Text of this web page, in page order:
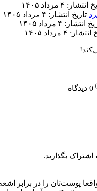
۴ مرداد ۱۴۰۵
تاریخ انتشار: ۴ مرداد ۱۴۰۵
انتشار: ۴ مرداد ۱۴۰۵
۴ مرداد ۱۴۰۵
بگذارید.
پوست‌تان را در